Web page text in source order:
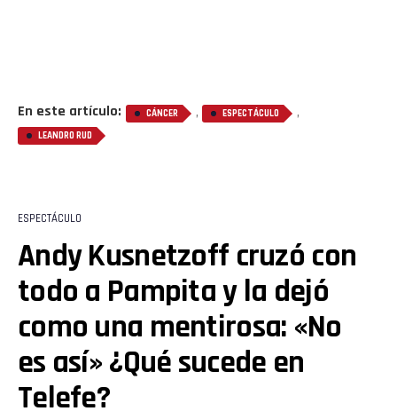
En este artículo: CÁNCER , ESPECTÁCULO ,
LEANDRO RUD
ESPECTÁCULO
Andy Kusnetzoff cruzó con
todo a Pampita y la dejó
como una mentirosa: «No
es así» ¿Qué sucede en
Telefe?